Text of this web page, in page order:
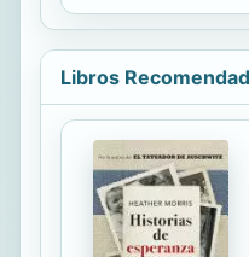
una
alivio
hicieran
Libros